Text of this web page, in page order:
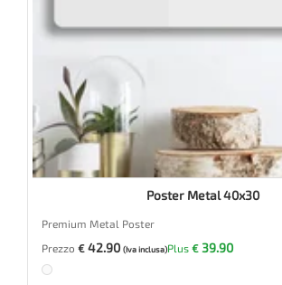
Poster Metal 40x30
Premium Metal Poster
Prezzo € 42.90 (Iva inclusa)Plus € 39.90